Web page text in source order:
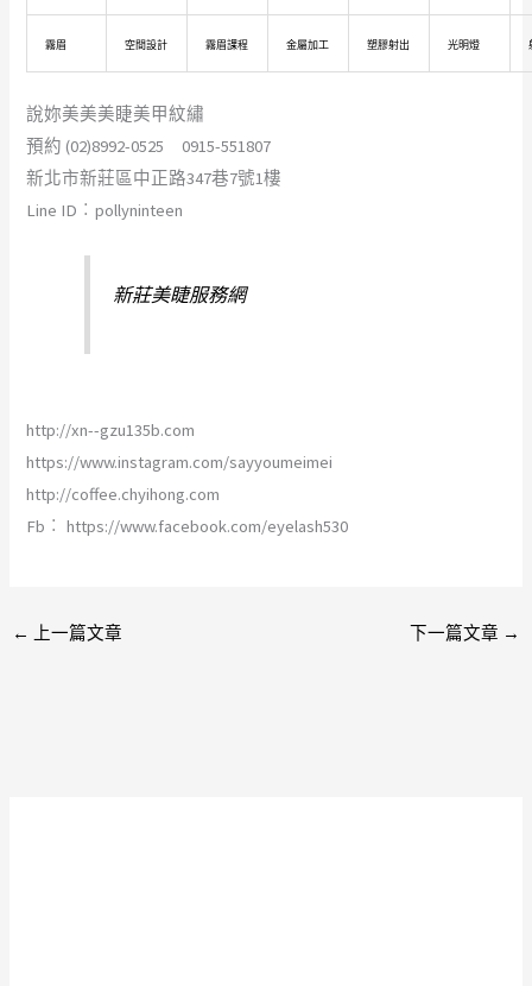
霧眉 空間設計 霧眉課程 金屬加工 塑膠射出 光明燈
說妳美美美睫美甲紋繡
預約 (02)8992-0525 0915-551807
新北市新莊區中正路347巷7號1樓
Line ID︰pollyninteen
新莊美睫服務網
http://xn--gzu135b.com
https://www.instagram.com/sayyoumeimei
http://coffee.chyihong.com
Fb︰ https://www.facebook.com/eyelash530
← 上一篇文章 下一篇文章 →